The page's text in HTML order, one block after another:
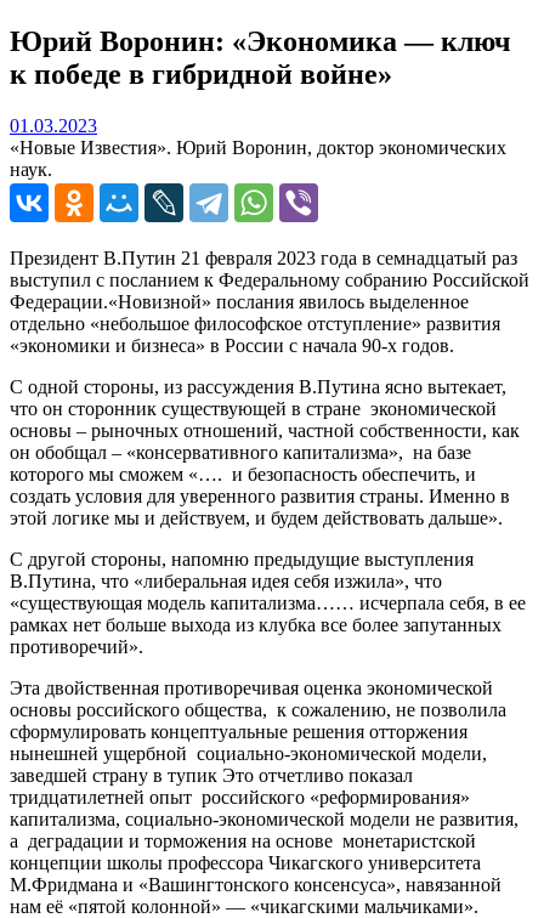
Юрий Воронин: «Экономика — ключ
к победе в гибридной войне»
01.03.202301.03.2023
«Новые Известия». Юрий Воронин, доктор экономических
наук.
Президент В.Путин 21 февраля 2023 года в семнадцатый раз
выступил с посланием к Федеральному собранию Российской
Федерации.«Новизной» послания явилось выделенное
отдельно «небольшое философское отступление» развития
«экономики и бизнеса» в России с начала 90-х годов.
С одной стороны, из рассуждения В.Путина ясно вытекает,
что он сторонник существующей в стране экономической
основы – рыночных отношений, частной собственности, как
он обобщал – «консервативного капитализма», на базе
которого мы сможем «…. и безопасность обеспечить, и
создать условия для уверенного развития страны. Именно в
этой логике мы и действуем, и будем действовать дальше».
С другой стороны, напомню предыдущие выступления
В.Путина, что «либеральная идея себя изжила», что
«существующая модель капитализма…… исчерпала себя, в ее
рамках нет больше выхода из клубка все более запутанных
противоречий».
Эта двойственная противоречивая оценка экономической
основы российского общества, к сожалению, не позволила
сформулировать концептуальные решения отторжения
нынешней ущербной социально-экономической модели,
заведшей страну в тупик Это отчетливо показал
тридцатилетней опыт российского «реформирования»
капитализма, социально-экономической модели не развития,
а деградации и торможения на основе монетаристской
концепции школы профессора Чикагского университета
М.Фридмана и «Вашингтонского консенсуса», навязанной
нам её «пятой колонной» — «чикагскими мальчиками».